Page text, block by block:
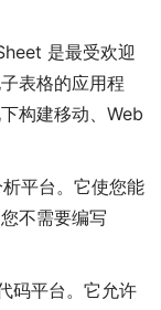
是最受欢迎
表格的应用程
构建移动、Web
平台。它使您能
不需要编写
码平台。它允许